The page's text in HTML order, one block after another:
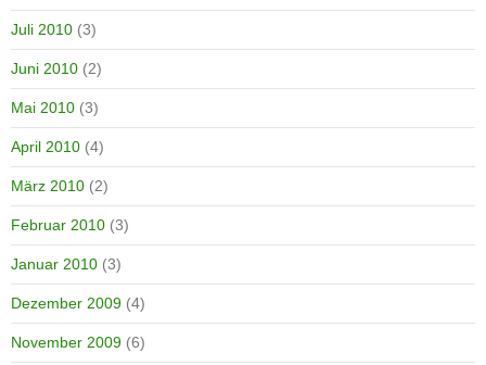
Juli 2010 (3)
Juni 2010 (2)
Mai 2010 (3)
April 2010 (4)
März 2010 (2)
Februar 2010 (3)
Januar 2010 (3)
Dezember 2009 (4)
November 2009 (6)